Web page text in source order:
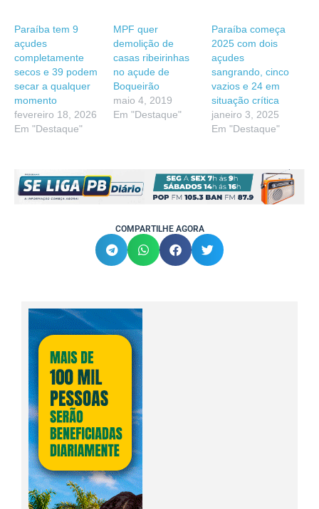
Paraíba tem 9
açudes
completamente
secos e 39 podem
secar a qualquer
momento
fevereiro 18, 2026
Em "Destaque"
MPF quer
demolição de
casas ribeirinhas
no açude de
Boqueirão
maio 4, 2019
Em "Destaque"
Paraíba começa
2025 com dois
açudes
sangrando, cinco
vazios e 24 em
situação crítica
janeiro 3, 2025
Em "Destaque"
COMPARTILHE AGORA